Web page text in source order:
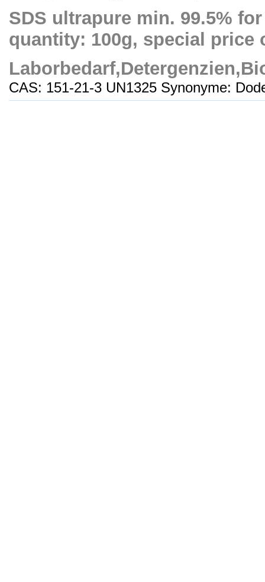
SDS ultrapure min. 99.5%
quantity: 100g, special price
CAS: 151-21-3 UN1325 Synonyme: